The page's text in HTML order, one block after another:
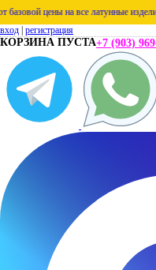
цены на все латунные изделия!!!
вход регистрация
КОРЗИНА ПУСТА+7 (903)